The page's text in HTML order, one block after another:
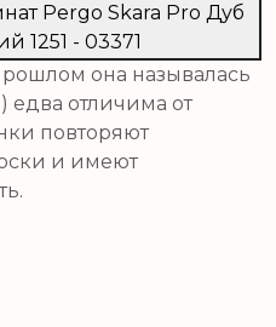
Pergo Skara Pro Дуб
1251 - 03371
она называлась
едва отличима от
повторяют
и имеют